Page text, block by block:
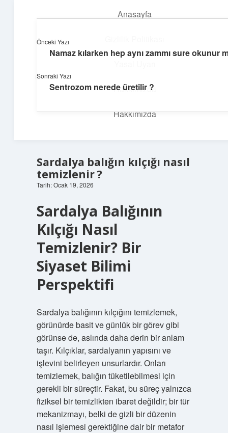
Anasayfa
Hakkımızda
Hakkımızda
İlham Veren Köşeler
Günlük yaşamdan pratik fikirler ve sıradışı keşifler burada.
Sardalya balığın kılçığı nasıl
temizlenir ?
Tarih: Ocak 19, 2026
Sardalya Balığının
Kılçığı Nasıl
Temizlenir? Bir
Siyaset Bilimi
Perspektifi
Sardalya balığının kılçığını temizlemek,
görünürde basit ve günlük bir görev gibi
görünse de, aslında daha derin bir anlam
taşır. Kılçıklar, sardalyanın yapısını ve
işlevini belirleyen unsurlardır. Onları
temizlemek, balığın tüketilebilmesi için
gerekli bir süreçtir. Fakat, bu süreç yalnızca
fiziksel bir temizlikten ibaret değildir; bir tür
mekanizmayı, belki de gizli bir düzenin
nasıl işlemesi gerektiğine dair bir metafor
Önceki Yazı
Namaz kılarken hep aynı zammı sure okunur
Sonraki Yazı
Sentrozom nerede üretilir ?